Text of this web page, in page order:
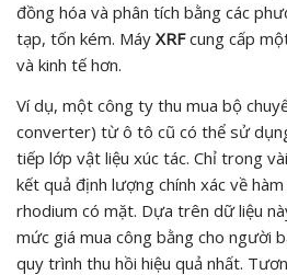
đồng hóa và phân tích bằng các
tạp, tốn kém. Máy XRFcung cấp
và kinh tế hơn.
Ví dụ, một công ty thu mua bộ
converter) từ ô tô cũ có thể sử
tiếp lớp vật liệu xúc tác. Chỉ trong
kết quả định lượng chính xác về
rhodium có mặt. Dựa trên dữ liệu
mức giá mua công bằng cho người
quy trình thu hồi hiệu quả nhất.